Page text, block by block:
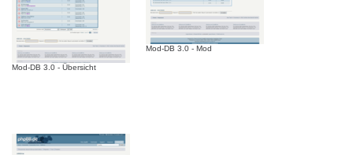
Mod-DB 3.0 - Übersicht
Mod-DB 3.0 - Mod